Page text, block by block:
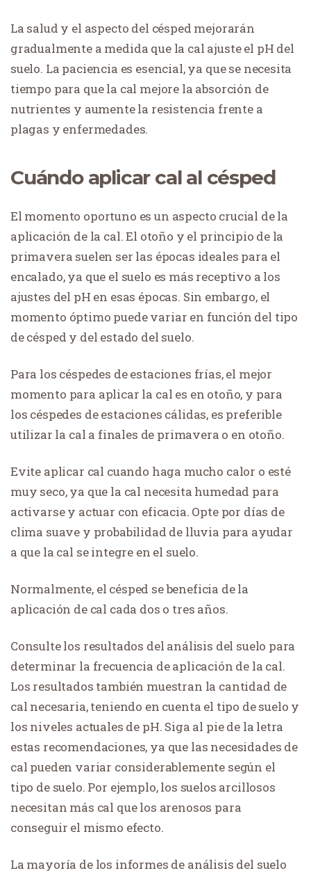
La salud y el aspecto del césped mejorarán
gradualmente a medida que la cal ajuste el pH del
suelo. La paciencia es esencial, ya que se necesita
tiempo para que la cal mejore la absorción de
nutrientes y aumente la resistencia frente a
plagas y enfermedades.
Cuándo aplicar cal al césped
El momento oportuno es un aspecto crucial de la
aplicación de la cal. El otoño y el principio de la
primavera suelen ser las épocas ideales para el
encalado, ya que el suelo es más receptivo a los
ajustes del pH en esas épocas. Sin embargo, el
momento óptimo puede variar en función del tipo
de césped y del estado del suelo.
Para los céspedes de estaciones frías, el mejor
momento para aplicar la cal es en otoño, y para
los céspedes de estaciones cálidas, es preferible
utilizar la cal a finales de primavera o en otoño.
Evite aplicar cal cuando haga mucho calor o esté
muy seco, ya que la cal necesita humedad para
activarse y actuar con eficacia. Opte por días de
clima suave y probabilidad de lluvia para ayudar
a que la cal se integre en el suelo.
Normalmente, el césped se beneficia de la
aplicación de cal cada dos o tres años.
Consulte los resultados del análisis del suelo para
determinar la frecuencia de aplicación de la cal.
Los resultados también muestran la cantidad de
cal necesaria, teniendo en cuenta el tipo de suelo y
los niveles actuales de pH. Siga al pie de la letra
estas recomendaciones, ya que las necesidades de
cal pueden variar considerablemente según el
tipo de suelo. Por ejemplo, los suelos arcillosos
necesitan más cal que los arenosos para
conseguir el mismo efecto.
La mayoría de los informes de análisis del suelo